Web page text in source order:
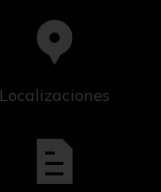
Localizaciones